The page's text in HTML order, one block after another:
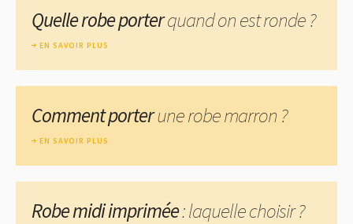
Quelle robe porterquand on est ronde ?
EN SAVOIR PLUS
Comment porterune robe marron ?
EN SAVOIR PLUS
Robe midi imprimée: laquelle choisir ?